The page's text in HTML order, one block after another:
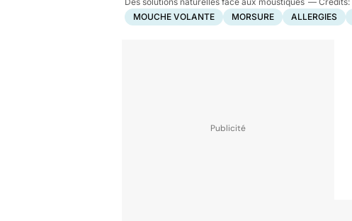
MOUCHE VOLANTE
MORSURE ALLERGIES